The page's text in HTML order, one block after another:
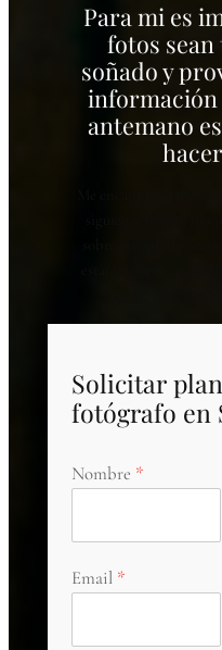
Para mi es
fotos sean
soñado y
información
antemano
Solicitar
fotógrafo en
Nombre
Email